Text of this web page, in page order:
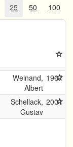
25 50 100
Weinand,
Albert
1967
Schellack,
Gustav
2001